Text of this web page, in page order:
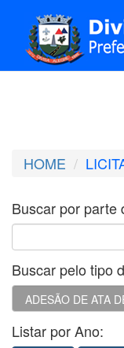
HOME
Buscar por parte
Buscar pelo tipo
Listar por Ano: